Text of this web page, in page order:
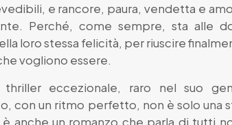
e rancore, paura, vendetta e
Perché, come sempre, sta alle
loro stessa felicità, per riuscire
vogliono essere.
eccezionale, raro nel suo
con un ritmo perfetto, non è solo una
anche un romanzo che parla di tutti